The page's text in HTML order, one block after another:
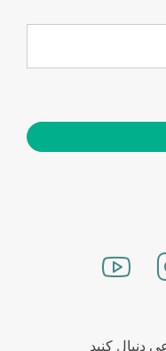
دنبال کنید